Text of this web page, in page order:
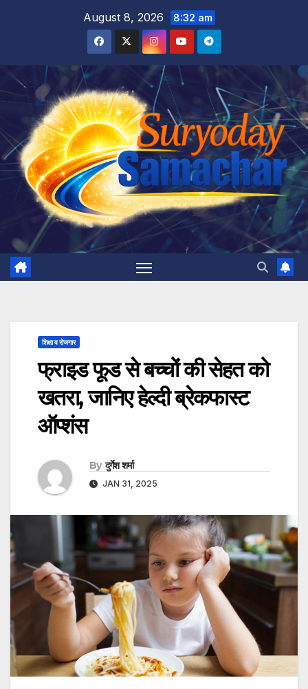
August 8, 2026 8:32 am
शिक्षा व रोजगार
फ्राइड फूड से बच्चों की सेहत को
खतरा, जानिए हेल्दी ब्रेकफास्ट
ऑप्शंस
By दुर्गेश शर्मा
JAN 31, 2025